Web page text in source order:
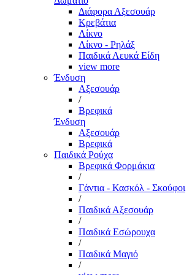
Διάφορα Αξεσουάρ
Κρεβάτια
Λίκνο
Λίκνο - Ρηλάξ
Παιδικά Λευκά Είδη
view more
Ένδυση
Αξεσουάρ
/
Βρεφικά
Ένδυση
Αξεσουάρ
Βρεφικά
Παιδικά Ρούχα
Βρεφικά Φορμάκια
/
Γάντια - Κασκόλ - Σκούφοι
/
Παιδικά Αξεσουάρ
/
Παιδικά Εσώρουχα
/
Παιδικά Μαγιό
/